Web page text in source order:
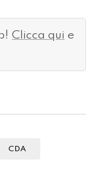
Clicca qui e
CDA